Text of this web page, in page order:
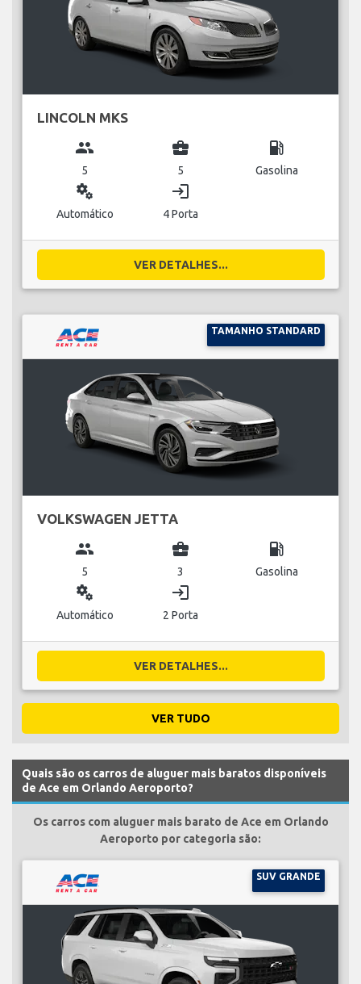
LINCOLN MKS
group
5
business_center
5
local_gas_station
Gasolina
miscellaneous_services
Automático
login
4 Porta
VER DETALHES...
TAMANHO STANDARD
VOLKSWAGEN JETTA
group
5
business_center
3
local_gas_station
Gasolina
miscellaneous_services
Automático
login
2 Porta
VER DETALHES...
VER TUDO
Quais são os carros de aluguer mais baratos disponíveis
de Ace em Orlando Aeroporto?
Os carros com aluguer mais barato de Ace em Orlando
Aeroporto por categoria são:
SUV GRANDE